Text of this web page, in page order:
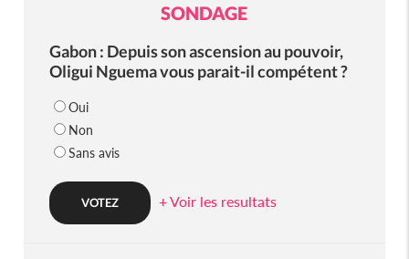
SONDAGE
Gabon : Depuis son ascension au pouvoir,
Oligui Nguema vous parait-il compétent ?
Oui
Non
Sans avis
+ Voir les resultats